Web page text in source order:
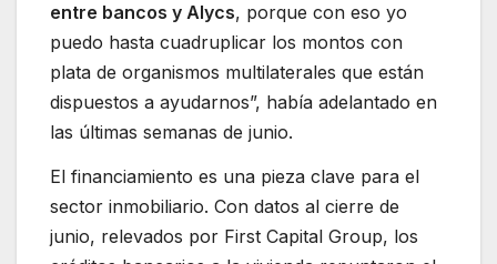
entre bancos y Alycs, porque con eso yo
puedo hasta cuadruplicar los montos con
plata de organismos multilaterales que están
dispuestos a ayudarnos”, había adelantado en
las últimas semanas de junio.
El financiamiento es una pieza clave para el
sector inmobiliario. Con datos al cierre de
junio, relevados por First Capital Group, los